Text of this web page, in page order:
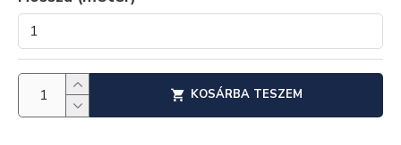
KOSÁRBA TESZEM